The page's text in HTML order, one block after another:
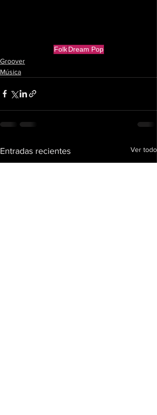
Folk Dream Pop
Groover
Música
Entradas recientes Ver todo